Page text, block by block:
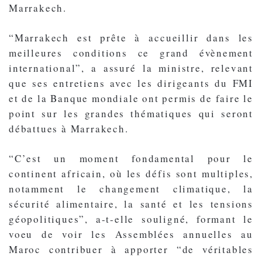
Marrakech.
“Marrakech est prête à accueillir dans les
meilleures conditions ce grand évènement
international”, a assuré la ministre, relevant
que ses entretiens avec les dirigeants du FMI
et de la Banque mondiale ont permis de faire le
point sur les grandes thématiques qui seront
débattues à Marrakech.
“C’est un moment fondamental pour le
continent africain, où les défis sont multiples,
notamment le changement climatique, la
sécurité alimentaire, la santé et les tensions
géopolitiques”, a-t-elle souligné, formant le
voeu de voir les Assemblées annuelles au
Maroc contribuer à apporter “de véritables